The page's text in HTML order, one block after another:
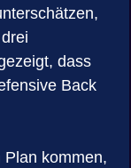
dass
Back
kommen,